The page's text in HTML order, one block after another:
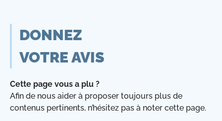
DONNEZ
VOTRE AVIS
Cette page vous a plu ?
Afin de nous aider à proposer toujours plus de
contenus pertinents, n’hésitez pas à noter cette page.